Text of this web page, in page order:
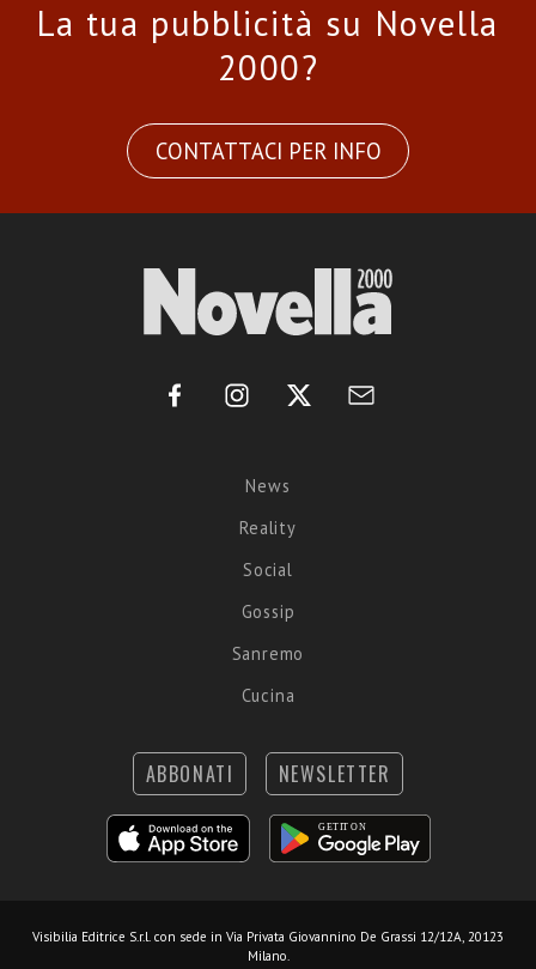
La tua pubblicità su Novella
2000?
CONTATTACI PER INFO
News
Reality
Social
Gossip
Sanremo
Cucina
ABBONATI NEWSLETTER
Visibilia Editrice S.r.l. con sede in Via Privata Giovannino De Grassi 12/12A, 20123
Milano.